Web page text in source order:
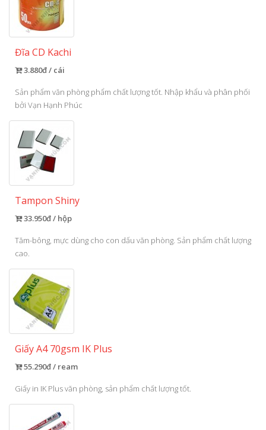
Đĩa CD Kachi
3.880đ / cái
Sản phẩm văn phòng phẩm chất lượng tốt. Nhập khẩu và phân phối
bởi Vạn Hạnh Phúc
Tampon Shiny
33.950đ / hộp
Tăm-bông, mực dùng cho con dấu văn phòng. Sản phẩm chất lượng
cao.
Giấy A4 70gsm IK Plus
55.290đ / ream
Giấy in IK Plus văn phòng, sản phẩm chất lượng tốt.